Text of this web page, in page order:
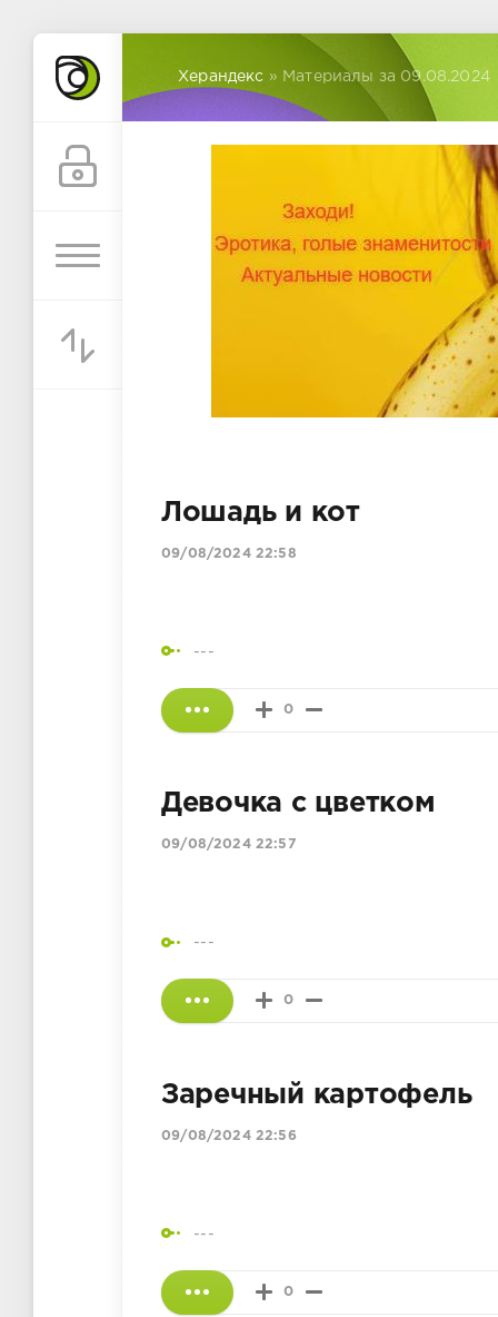
Херандекс » Материалы за 09.08.2024
Лошадь и кот
09/08/2024 22:58
---
0
Девочка с цветком
09/08/2024 22:57
---
0
Заречный картофель
09/08/2024 22:56
---
0